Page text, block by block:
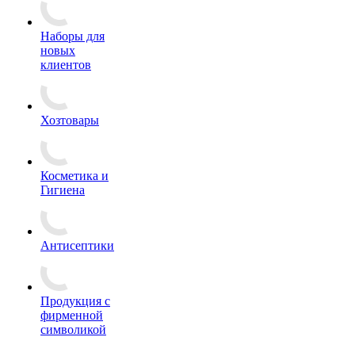
Наборы для
новых
клиентов
Хозтовары
Косметика и
Гигиена
Антисептики
Продукция с
фирменной
символикой